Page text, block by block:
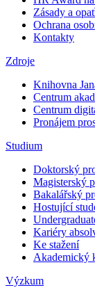
Zásady a
Ochrana
Kontakty
Zdroje
Knihovna
Centrum
Centrum
Pronájem
Studium
Doktorský
Magisterský
Bakalářský
Hostující
Kariéry
Ke stažení
Akademický
Výzkum